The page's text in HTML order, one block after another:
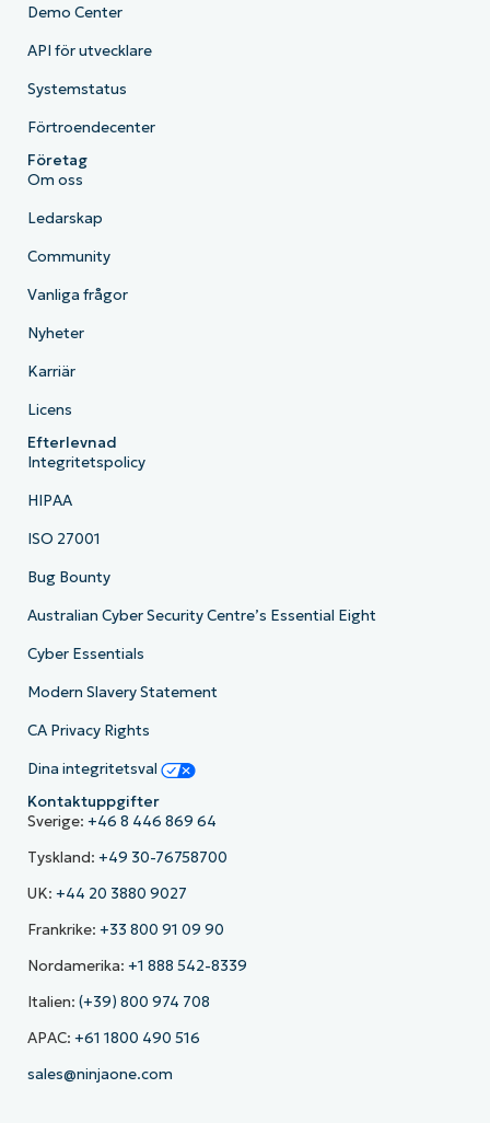
Demo Center
API för utvecklare
Systemstatus
Förtroendecenter
Företag
Om oss
Ledarskap
Community
Vanliga frågor
Nyheter
Karriär
Licens
Efterlevnad
Integritetspolicy
HIPAA
ISO 27001
Bug Bounty
Australian Cyber Security Centre’s Essential Eight
Cyber Essentials
Modern Slavery Statement
CA Privacy Rights
Dina integritetsval
Kontaktuppgifter
Sverige: +46 8 446 869 64
Tyskland: +49 30-76758700
UK: +44 20 3880 9027
Frankrike: +33 800 91 09 90
Nordamerika: +1 888 542-8339
Italien: (+39) 800 974 708
APAC: +61 1800 490 516
sales@ninjaone.com